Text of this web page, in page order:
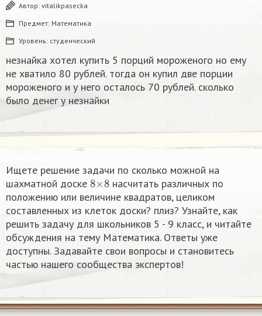
Автор: vitalikpasecka
Предмет: Математика
Уровень: студенческий
незнайка хотел купить 5 порций мороженого но ему
не хватило 80 рублей. тогда он купил две порции
мороженого и у него осталось 70 рублей. сколько
было денег у незнайки
Ищете решение задачи по сколько можной на
шахматной доске 8×8 насчитать различных по
положению или величине квадратов, целиком
составленных из клеток доски?​ плиз​? Узнайте, как
решить задачу для школьников 5 - 9 класс, и читайте
обсуждения на тему Математика. Ответы уже
доступны. Задавайте свои вопросы и становитесь
частью нашего сообщества экспертов!